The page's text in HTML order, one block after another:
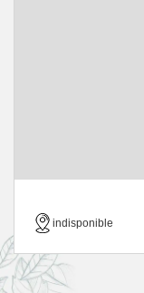
indisponible